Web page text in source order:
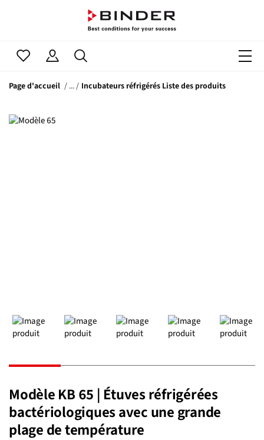
Page d'accueil Incubateurs réfrigérés Liste des produits
Modèle KB 65 | Étuves réfrigérées
bactériologiques avec une grande
plage de température